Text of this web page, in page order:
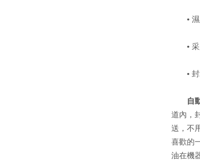
• 濕
• 采
• 封
自
道內，
送，不
喜歡的
油在機